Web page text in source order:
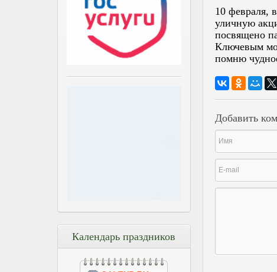
10 февраля,
уличную
посвящено
Ключевым
помню
Добавить
Календарь праздников